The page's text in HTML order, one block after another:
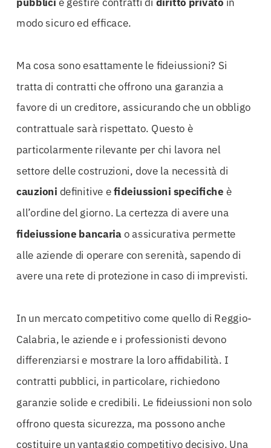
modo sicuro ed efficace.
Ma cosa sono esattamente le fideiussioni? Si
tratta di contratti che offrono una garanzia a
favore di un creditore, assicurando che un obbligo
contrattuale sarà rispettato. Questo è
particolarmente rilevante per chi lavora nel
settore delle costruzioni, dove la necessità di
cauzioni definitive efideiussioni specifiche è
all’ordine del giorno. La certezza di avere una
fideiussione bancariao assicurativa permette
alle aziende di operare con serenità, sapendo di
avere una rete di protezione in caso di imprevisti.
In un mercato competitivo come quello di Reggio-
Calabria, le aziende e i professionisti devono
differenziarsi e mostrare la loro affidabilità. I
contratti pubblici, in particolare, richiedono
garanzie solide e credibili. Le fideiussioni non solo
offrono questa sicurezza, ma possono anche
costituire un vantaggio competitivo decisivo. Una